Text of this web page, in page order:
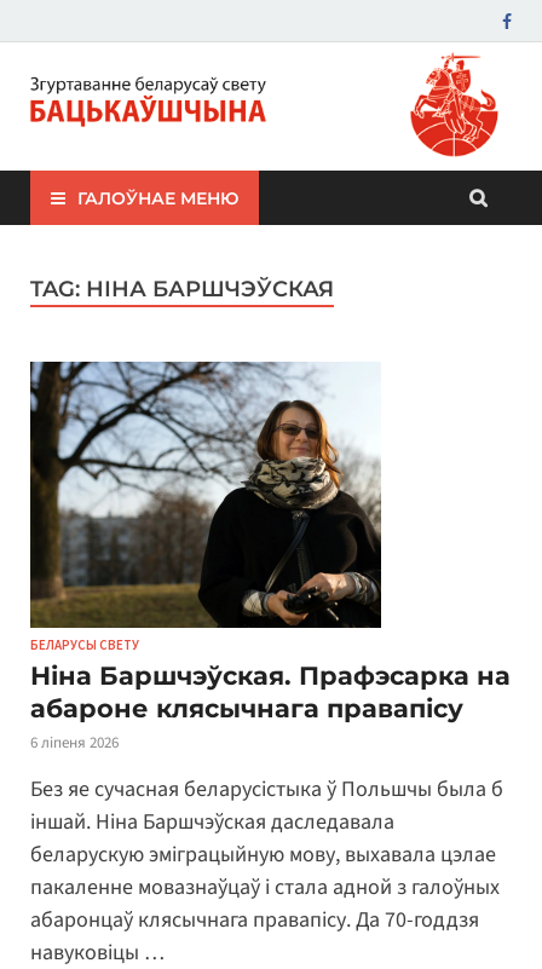
ЗБС "Бацькаўшчына"
ГАЛОЎНАЕ МЕНЮ
TAG: НІНА БАРШЧЭЎСКАЯ
БЕЛАРУСЫ СВЕТУ
Ніна Баршчэўская. Прафэсарка на
абароне клясычнага правапісу
6 ліпеня 2026
Без яе сучасная беларусістыка ў Польшчы была б
іншай. Ніна Баршчэўская даследавала
беларускую эміграцыйную мову, выхавала цэлае
пакаленне мовазнаўцаў і стала адной з галоўных
абаронцаў клясычнага правапісу. Да 70-годдзя
навуковіцы …